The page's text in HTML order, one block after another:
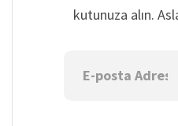
kutunuza alın.